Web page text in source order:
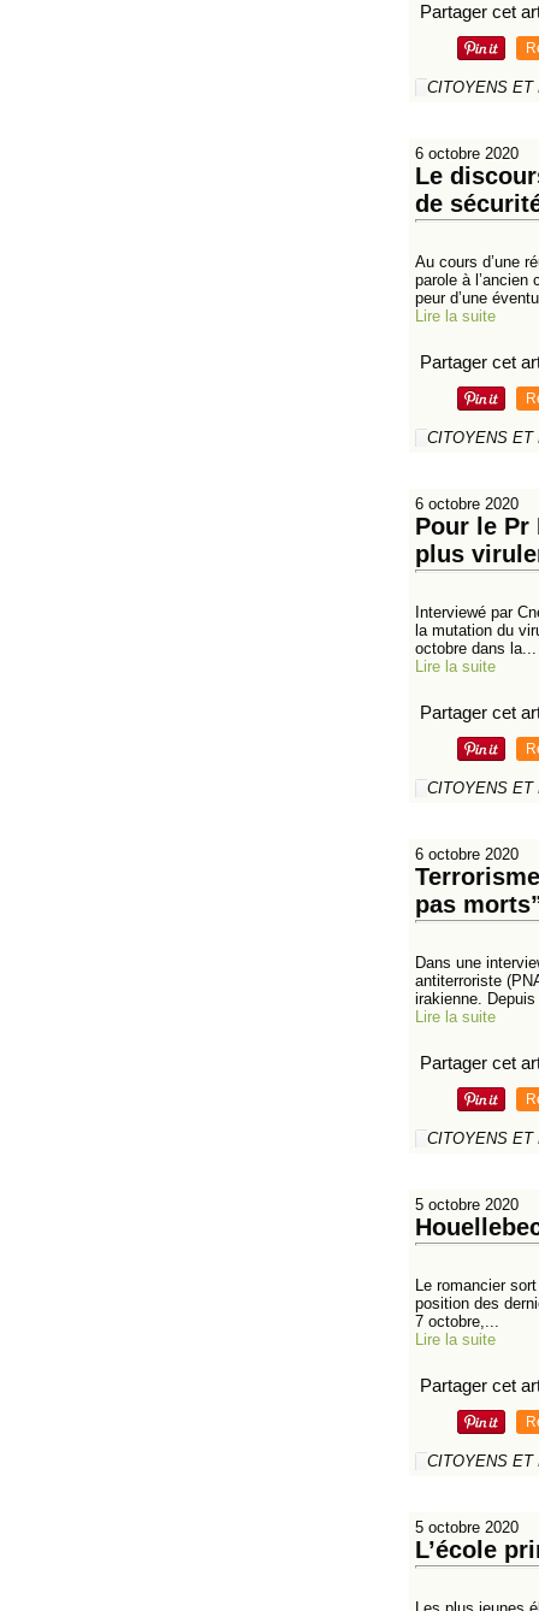
Partager cet
CITOYENS ET
6 octobre 2020
Le
de
Au cours d’une
parole à
peur d’une
Lire la suite
Partager cet
CITOYENS ET
6 octobre 2020
Pour le Pr
plus
Interviewé par
la mutation du
octobre dans la...
Lire la suite
Partager cet
CITOYENS ET
6 octobre 2020
pas
Dans une
antiterroriste
irakienne.
Lire la suite
Partager cet
CITOYENS ET
5 octobre 2020
Le romancier
position des
7 octobre,...
Lire la suite
Partager cet
CITOYENS ET
5 octobre 2020
L’école